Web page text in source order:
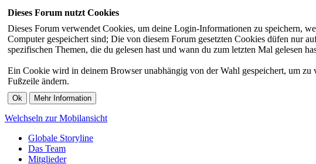
Dieses Forum nutzt Cookies
Dieses Forum verwendet Cookies, um deine Login-Informationen zu speichern,
Computer gespeichert sind; Die von diesem Forum gesetzten Cookies düfen nur
spezifischen Themen, die du gelesen hast und wann du zum letzten Mal gelesen
Ein Cookie wird in deinem Browser unabhängig von der Wahl gespeichert, um
Fußzeile ändern.
Welchseln zur Mobilansicht
Globale Storyline
Das Team
Mitglieder